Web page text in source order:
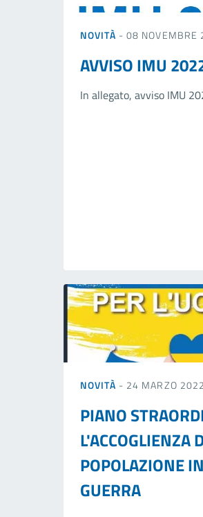
NOVITÀ - 08 NOVEMBRE
AVVISO IMU
In allegato, avviso IMU
NOVITÀ - 24 MARZO 2022
PIANO
L'ACCOGLIENZA
POPOLAZIONE
GUERRA